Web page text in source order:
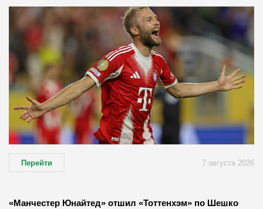
Перейти 7 августа 2026
«Манчестер Юнайтед» отшил «Тоттенхэм» по Шешко